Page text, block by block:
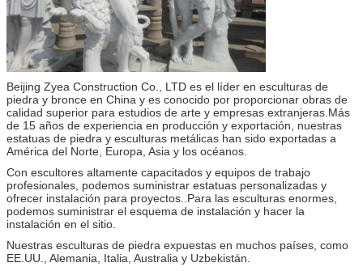
Beijing Zyea Construction Co., LTD es el líder en esculturas de
piedra y bronce en China y es conocido por proporcionar obras de
calidad superior para estudios de arte y empresas extranjeras.Más
de 15 años de experiencia en producción y exportación, nuestras
estatuas de piedra y esculturas metálicas han sido exportadas a
América del Norte, Europa, Asia y los océanos.
Con escultores altamente capacitados y equipos de trabajo
profesionales, podemos suministrar estatuas personalizadas y
ofrecer instalación para proyectos..Para las esculturas enormes,
podemos suministrar el esquema de instalación y hacer la
instalación en el sitio.
Nuestras esculturas de piedra expuestas en muchos países, como
EE.UU., Alemania, Italia, Australia y Uzbekistán.